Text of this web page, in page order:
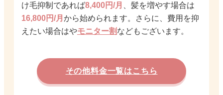
け毛抑制であれば8,400円/月
、髪を増やす場合は
16,800円/月 から始められます。さらに、費用を抑
えたい場合はやモニター割などもございます。
その他料金一覧はこちら